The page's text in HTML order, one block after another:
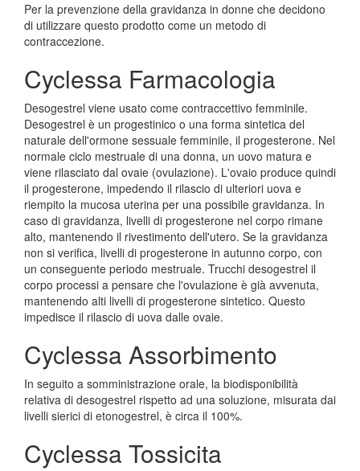
Per la prevenzione della gravidanza in donne che decidono
di utilizzare questo prodotto come un metodo di
contraccezione.
Cyclessa Farmacologia
Desogestrel viene usato come contraccettivo femminile.
Desogestrel è un progestinico o una forma sintetica del
naturale dell'ormone sessuale femminile, il progesterone. Nel
normale ciclo mestruale di una donna, un uovo matura e
viene rilasciato dal ovaie (ovulazione). L'ovaio produce quindi
il progesterone, impedendo il rilascio di ulteriori uova e
riempito la mucosa uterina per una possibile gravidanza. In
caso di gravidanza, livelli di progesterone nel corpo rimane
alto, mantenendo il rivestimento dell'utero. Se la gravidanza
non si verifica, livelli di progesterone in autunno corpo, con
un conseguente periodo mestruale. Trucchi desogestrel il
corpo processi a pensare che l'ovulazione è già avvenuta,
mantenendo alti livelli di progesterone sintetico. Questo
impedisce il rilascio di uova dalle ovaie.
Cyclessa Assorbimento
In seguito a somministrazione orale, la biodisponibilità
relativa di desogestrel rispetto ad una soluzione, misurata dai
livelli sierici di etonogestrel, è circa il 100%.
Cyclessa Tossicita